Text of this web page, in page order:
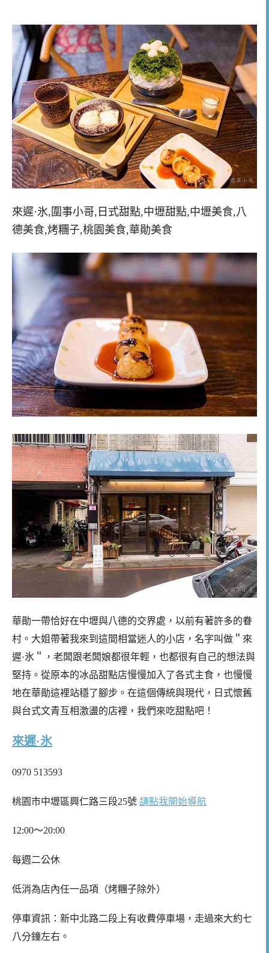
來遲·氷,圍事小哥,日式甜點,中壢甜點,中壢美食,八
德美食,烤糰子,桃園美食,華勛美食
華勛一帶恰好在中壢與八德的交界處，以前有著許多的眷
村。大姐帶著我來到這間相當迷人的小店，名字叫做＂來
遲·氷＂，老闆跟老闆娘都很年輕，也都很有自己的想法與
堅持。從原本的冰品甜點店慢慢加入了各式主食，也慢慢
地在華勛這裡站穩了腳步。在這個傳統與現代，日式懷舊
與台式文青互相激盪的店裡，我們來吃甜點吧！
來遲·氷
0970 513593
桃園市中壢區興仁路三段25號 請點我開始導航
12:00～20:00
每週二公休
低消為店內任一品項（烤糰子除外）
停車資訊：新中北路二段上有收費停車場，走過來大約七
八分鐘左右。